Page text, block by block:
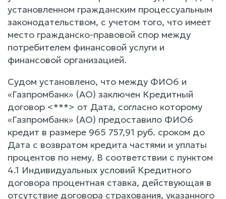
установленном гражданским процессуальным
законодательством, с учетом того, что имеет
место гражданско-правовой спор между
потребителем финансовой услуги и
финансовой организацией.
Судом установлено, что между ФИО6 и
«Газпромбанк» (АО) заключен Кредитный
договор <***> от Дата, согласно которому
«Газпромбанк» (АО) предоставило ФИО6
кредит в размере 965 757,91 руб. сроком до
Дата с возвратом кредита частями и уплаты
процентов по нему. В соответствии с пунктом
4.1 Индивидуальных условий Кредитного
договора процентная ставка, действующая в
отсутствие договора страхования, указанного